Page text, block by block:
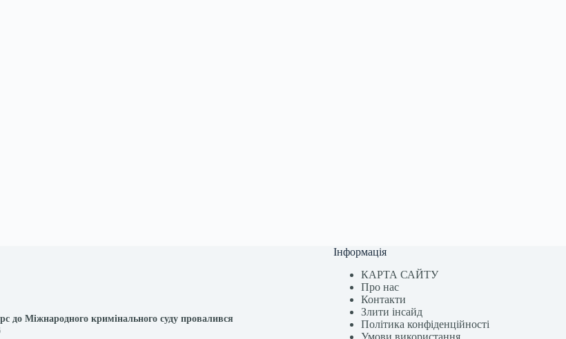
до Міжнародного кримінального суду провалився
Інформація
КАРТА САЙТУ
Про нас
Контакти
Злити інсайд
Політика конфіденційності